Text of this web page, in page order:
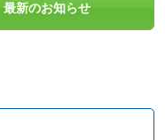
最新のお知らせ